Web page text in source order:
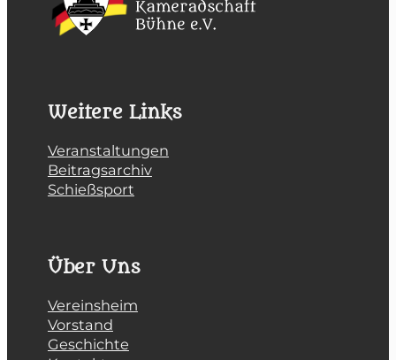
Weitere Links
Veranstaltungen
Beitragsarchiv
Schießsport
Über Uns
Vereinsheim
Vorstand
Geschichte